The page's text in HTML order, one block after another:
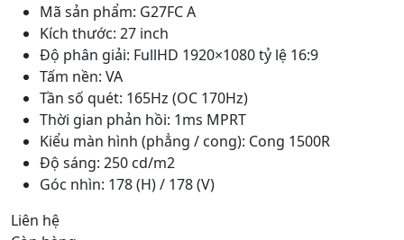
Mã sản phẩm: G27FC A
Kích thước: 27 inch
Độ phân giải: FullHD 1920×1080 tỷ lệ 16:9
Tấm nền: VA
Tần số quét: 165Hz (OC 170Hz)
Thời gian phản hồi: 1ms MPRT
Kiểu màn hình (phẳng / cong): Cong 1500R
Độ sáng: 250 cd/m2
Góc nhìn: 178 (H) / 178 (V)
Liên hệ